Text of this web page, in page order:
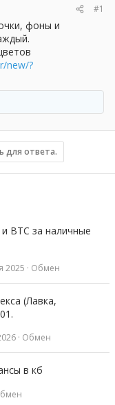
#1
фоны и
new/?
для ответа.
BTC за наличные
Обмен
2025
(Лавка,
Обмен
в кб